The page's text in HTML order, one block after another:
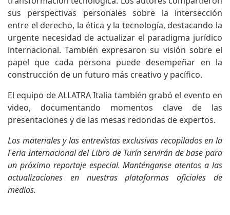
sus perspectivas personales sobre la intersección
entre el derecho, la ética y la tecnología, destacando la
urgente necesidad de actualizar el paradigma jurídico
internacional. También expresaron su visión sobre el
papel que cada persona puede desempeñar en la
construcción de un futuro más creativo y pacífico.
El equipo de ALLATRA Italia también grabó el evento en
video, documentando momentos clave de las
presentaciones y de las mesas redondas de expertos.
Los materiales y las entrevistas exclusivas recopilados en la
Feria Internacional del Libro de Turín servirán de base para
un próximo reportaje especial. Manténganse atentos a las
actualizaciones en nuestras plataformas oficiales de
medios.